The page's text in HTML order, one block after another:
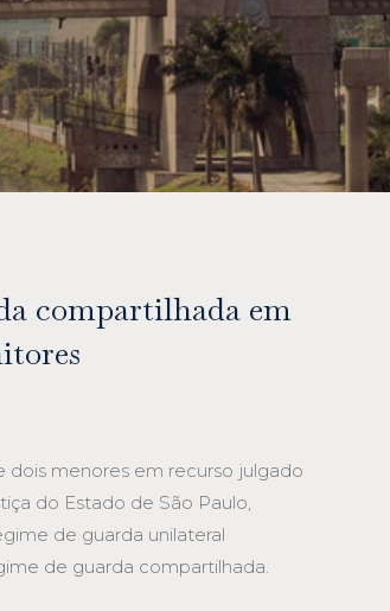
compartilhada em
menores em recurso julgado
do Estado de São Paulo,
de guarda unilateral
de guarda compartilhada.